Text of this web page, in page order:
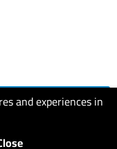
and experiences in